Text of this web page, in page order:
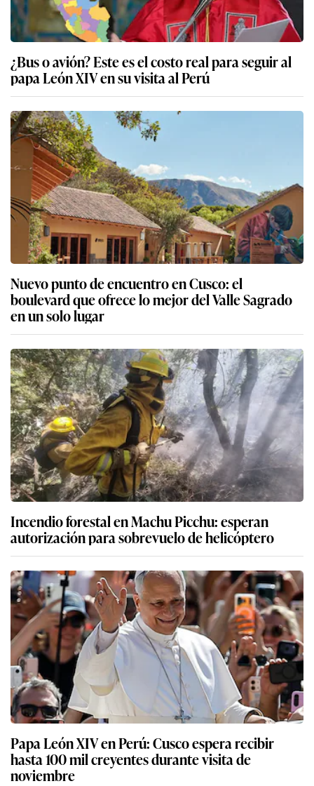
¿Bus o avión? Este es el costo real para seguir al
papa León XIV en su visita al Perú
Nuevo punto de encuentro en Cusco: el
boulevard que ofrece lo mejor del Valle Sagrado
en un solo lugar
Incendio forestal en Machu Picchu: esperan
autorización para sobrevuelo de helicóptero
Papa León XIV en Perú: Cusco espera recibir
hasta 100 mil creyentes durante visita de
noviembre